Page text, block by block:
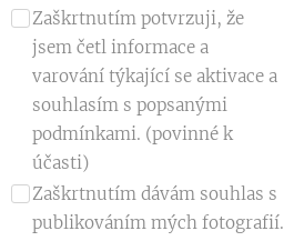
Zaškrtnutím potvrzuji, že
jsem četl informace a
varování týkající se aktivace a
souhlasím s popsanými
podmínkami. (povinné k
účasti)
Zaškrtnutím dávám souhlas s
publikováním mých fotografií.